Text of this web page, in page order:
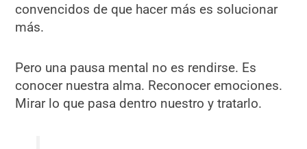
convencidos de que hacer más es solucionar
más.
Pero una pausa mental no es rendirse. Es
conocer nuestra alma. Reconocer emociones.
Mirar lo que pasa dentro nuestro y tratarlo.